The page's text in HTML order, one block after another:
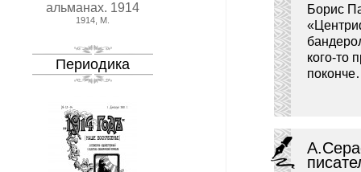
альманах. 1914
1914, М.
Периодика
Борис
кого-то